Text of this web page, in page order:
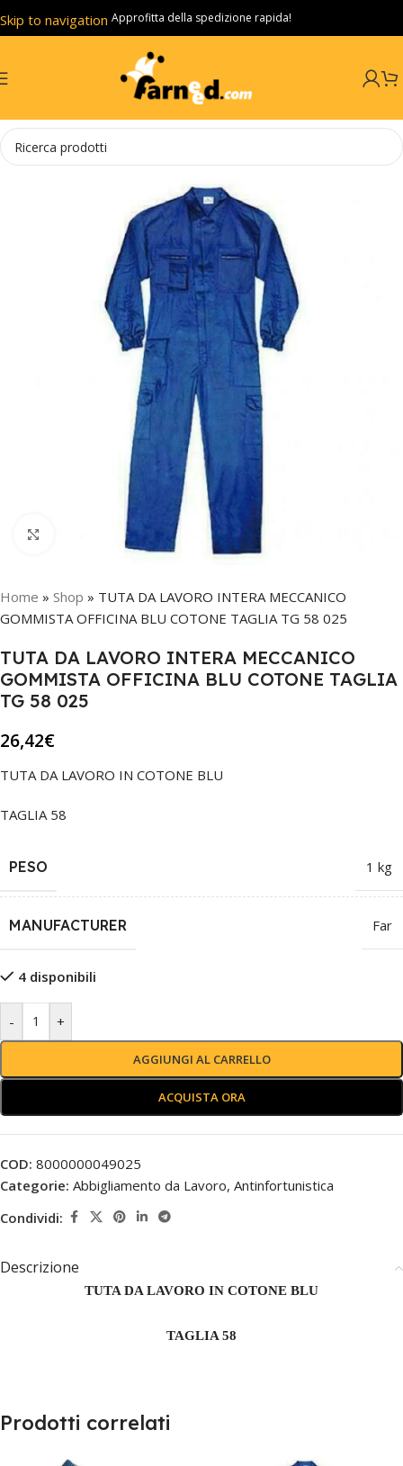
Skip to navigation
Skip to main content
Approfitta della spedizione rapida!
Click to enlarge
Home » Shop » TUTA DA LAVORO INTERA MECCANICO
GOMMISTA OFFICINA BLU COTONE TAGLIA TG 58 025
TUTA DA LAVORO INTERA MECCANICO
GOMMISTA OFFICINA BLU COTONE TAGLIA
TG 58 025
26,42€
TUTA DA LAVORO IN COTONE BLU
TAGLIA 58
PESO 1 kg
MANUFACTURER Far
4 disponibili
- +
AGGIUNGI AL CARRELLO
ACQUISTA ORA
COD: 8000000049025
Categorie: Abbigliamento da Lavoro, Antinfortunistica
Condividi:
Descrizione
TUTA DA LAVORO IN COTONE BLU
TAGLIA 58
Prodotti correlati